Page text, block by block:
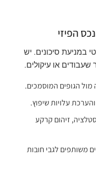
הפיזי
במניעת סיכונים. יש
שעבודים או עיקולים.
מול הגופים המוסמכים.
עלויות שיפוץ.
זיהום קרקע
משותפים לגבי חובות